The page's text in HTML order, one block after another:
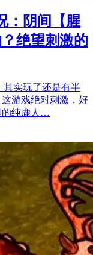
：阴间【腥
绝望刺激的
其实玩了还是有半
游戏绝对刺激，好
的纯鹿人…